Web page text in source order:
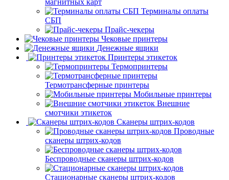
Терминалы оплаты
СБП
Прайс-чекеры
Чековые принтеры
Денежные ящики
Принтеры этикеток
Термопринтеры
Термотрансферные принтеры
Мобильные принтеры
Внешние
смотчики этикеток
Сканеры штрих-кодов
Проводные
сканеры штрих-кодов
Беспроводные сканеры штрих-кодов
Стационарные сканеры штрих-кодов